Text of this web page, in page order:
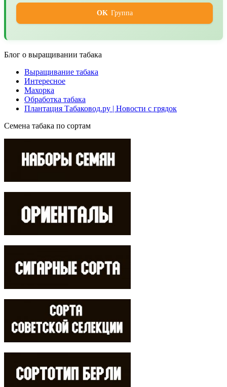
OK Группа
Блог о выращивании табака
Выращивание табака
Интересное
Махорка
Обработка табака
Плантация Табаковод.ру | Новости с грядок
Семена табака по сортам